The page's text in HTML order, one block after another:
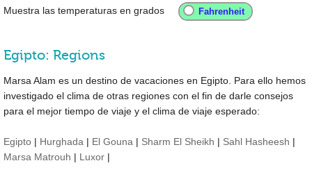
Muestra las temperaturas en grados
Egipto: Regions
Marsa Alam es un destino de vacaciones en Egipto. Para ello hemos
investigado el clima de otras regiones con el fin de darle consejos
para el mejor tiempo de viaje y el clima de viaje esperado:
Egipto | Hurghada | El Gouna | Sharm El Sheikh | Sahl Hasheesh |
Marsa Matrouh | Luxor |